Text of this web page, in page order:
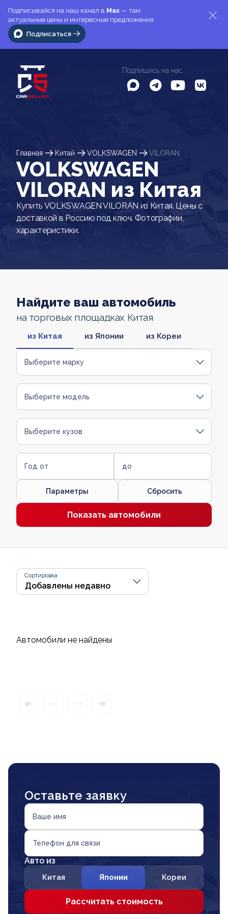
Подписывайся на наш канал в Max — там
актуальные цены и интересные предложения
Подписаться
Подпишись на нас
Главная Китай VOLKSWAGEN VILORAN
VOLKSWAGEN
VILORAN из Китая
Купить VOLKSWAGEN VILORAN из Китая. Цены с
доставкой в Россию под ключ. Фотографии,
характеристики.
Найдите ваш автомобиль
на торговых площадках Китая
из Китая из Японии из Кореи
Выберите марку
Выберите модель
Выберите кузов
Год от до
Параметры Сбросить
Показать автомобили
Сортировка
Автомобили не найдены
Оставьте заявку
Ваше имя
Телефон для связи
Авто из
Китая Японии Кореи
Рассчитать стоимость